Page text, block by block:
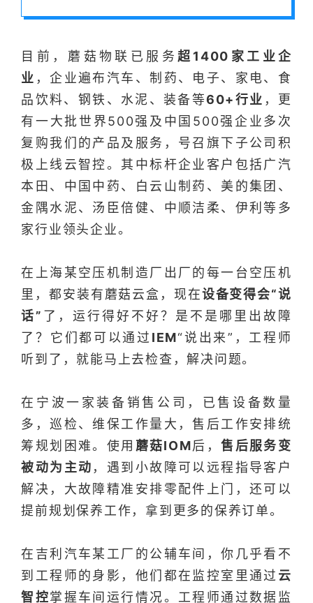
目前，蘑菇物联已服务 超1400家工业企
业 ，企业遍布汽车、制药、电子、家电、食
品饮料、钢铁、水泥、装备等60+行业 ， 更
有一大批世界500强及中国500强企业多次
复购我们的产品及服务，号召旗下子公司积
极上线云智控。其中标杆企业客户包括广汽
本田、中国中药、白云山制药、美的集团、
金隅水泥、汤臣倍健、中顺洁柔、伊利等多
家行业领头企业。
在上海某空压机制造厂出厂的每一台空压机
里，都安装有蘑菇云盒， 现在设备变得会“说
话” 了，运行得好不好？是不是哪里出故障
了？它们都可以通过 IEM“说出来”，工程师
听到了，就能马上去检查，解决问题。
在宁波一家装备销售公司，已售设备数量
多，巡检、维保工作量大，售后工作安排统
筹规划困难。使用 蘑菇IOM后，售后服务变
被动为主动 ，遇到小故障可以远程指导客户
解决，大故障精准安排零配件上门，还可以
提前规划保养工作，拿到更多的保养订单。
在吉利汽车某工厂的公辅车间，你几乎看不
到工程师的身影，他们都在监控室里通过 云
智控掌握车间运行情况。 工程师通过数据监